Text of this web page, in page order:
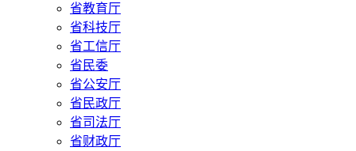
省教育厅
省科技厅
省工信厅
省民委
省公安厅
省民政厅
省司法厅
省财政厅